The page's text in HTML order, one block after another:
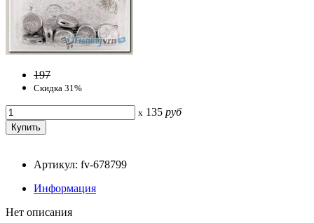
197
Скидка 31%
x 135 руб
Артикул: fv-678799
Информация
Нет описания